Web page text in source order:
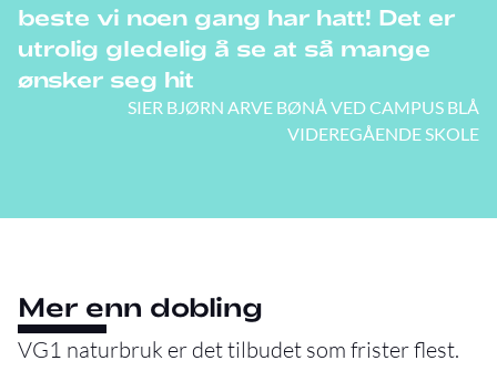
beste vi noen gang har hatt! Det er
utrolig gledelig å se at så mange
ønsker seg hit
SIER BJØRN ARVE BØNÅ VED CAMPUS BLÅ
VIDEREGÅENDE SKOLE
Mer enn dobling
VG1 naturbruk er det tilbudet som frister flest.